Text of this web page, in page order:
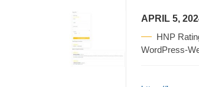
APRIL 5,
HNP
WordPress-